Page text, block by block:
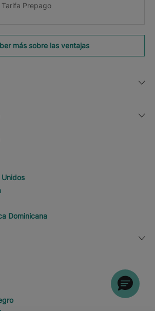
Prepago
más sobre las ventajas
Dominicana